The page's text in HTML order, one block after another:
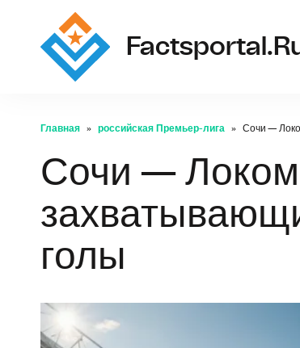
Главная российская Премьер-лига Сочи —
Сочи —
голы